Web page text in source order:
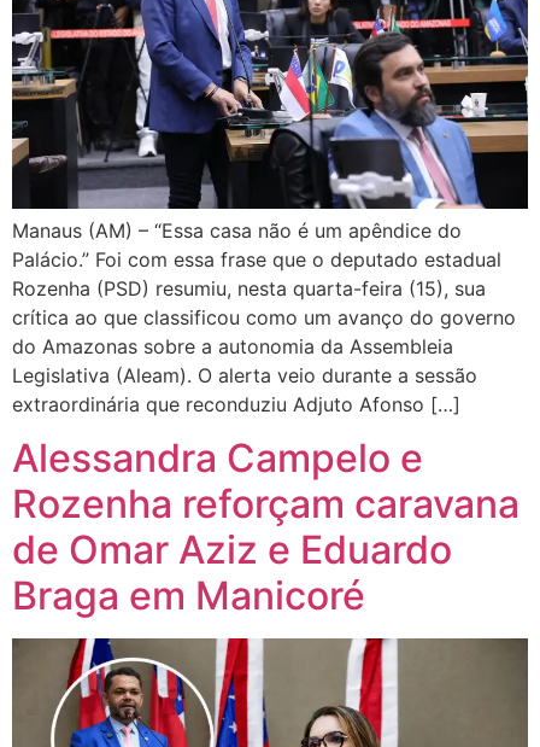
Manaus (AM) – “Essa casa não é um apêndice do
Palácio.” Foi com essa frase que o deputado estadual
Rozenha (PSD) resumiu, nesta quarta-feira (15), sua
crítica ao que classificou como um avanço do governo
do Amazonas sobre a autonomia da Assembleia
Legislativa (Aleam). O alerta veio durante a sessão
extraordinária que reconduziu Adjuto Afonso […]
Alessandra Campelo e
Rozenha reforçam caravana
de Omar Aziz e Eduardo
Braga em Manicoré